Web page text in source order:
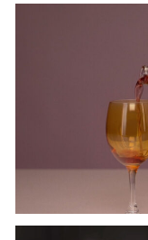
Max Golov - Gaffer